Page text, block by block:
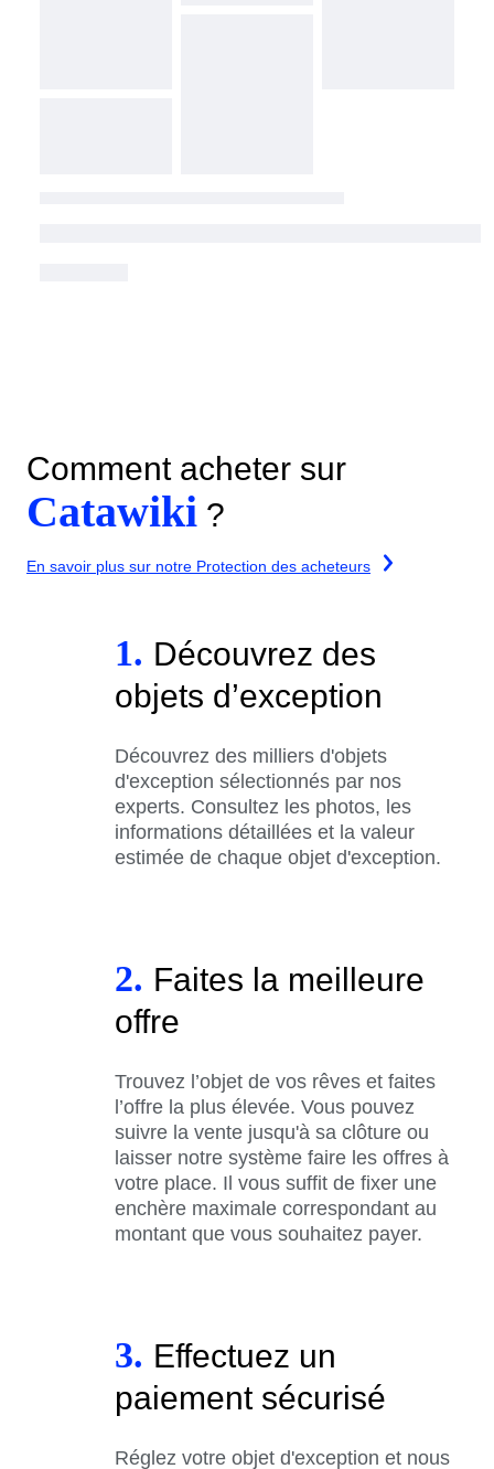
Comment acheter sur
Catawiki ?
En savoir plus sur notre Protection des acheteurs
1. Découvrez des
objets d’exception
Découvrez des milliers d'objets
d'exception sélectionnés par nos
experts. Consultez les photos, les
informations détaillées et la valeur
estimée de chaque objet d'exception.
2. Faites la meilleure
offre
Trouvez l’objet de vos rêves et faites
l’offre la plus élevée. Vous pouvez
suivre la vente jusqu'à sa clôture ou
laisser notre système faire les offres à
votre place. Il vous suffit de fixer une
enchère maximale correspondant au
montant que vous souhaitez payer.
3. Effectuez un
paiement sécurisé
Réglez votre objet d'exception et nous